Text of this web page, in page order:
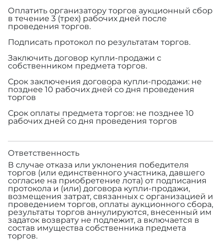
Оплатить организатору торгов аукционный сбор
в течение 3 (трех) рабочих дней после
проведения торгов.
Подписать протокол по результатам торгов.
Заключить договор купли-продажи с
собственником предмета торгов.
Срок заключения договора купли-продажи: не
позднее 10 рабочих дней со дня проведения
торгов
Срок оплаты предмета торгов: не позднее 10
рабочих дней со дня проведения торгов
Ответственность
В случае отказа или уклонения победителя
торгов (или единственного участника, давшего
согласие на приобретение лота) от подписания
протокола и (или) договора купли-продажи,
возмещения затрат, связанных с организацией и
проведением торгов, оплаты аукционного сбора,
результаты торгов аннулируются, внесенный им
задаток возврату не подлежит, а включается в
состав имущества собственника предмета
торгов.